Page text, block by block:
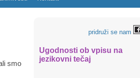
smo
pridruži se nam
Ugodnosti ob vpisu na
jezikovni tečaj